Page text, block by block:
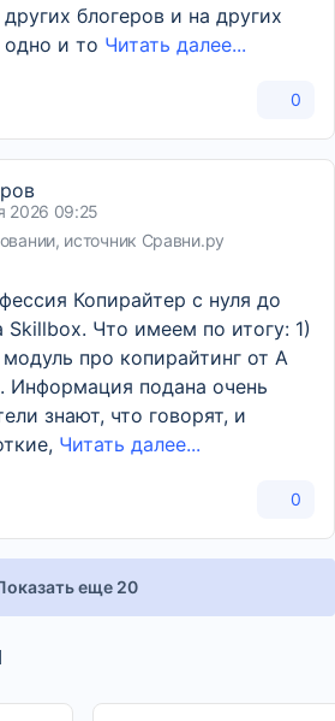
блогеров и на других
одно и то Читать далее...
0
2026 09:25
источник Сравни.ру
Копирайтер с нуля до
Skillbox. Что имеем по итогу: 1)
про копирайтинг от А
Информация подана очень
знают, что говорят, и
Читать далее...
0
еще 20